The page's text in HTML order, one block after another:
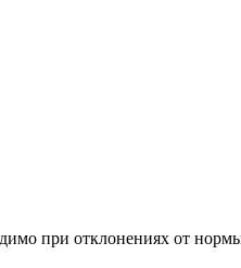
при отклонениях от